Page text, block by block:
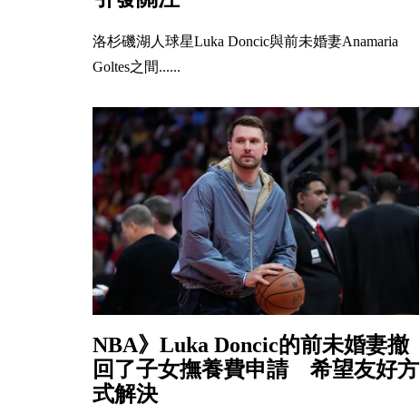
洛杉磯湖人球星Luka Doncic與前未婚妻Anamaria
Goltes之間......
NBA》Luka Doncic的前未婚妻撤
回了子女撫養費申請 希望友好方
式解決